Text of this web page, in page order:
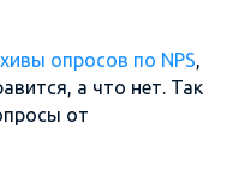
опросов по NPS,
а что нет. Так
от